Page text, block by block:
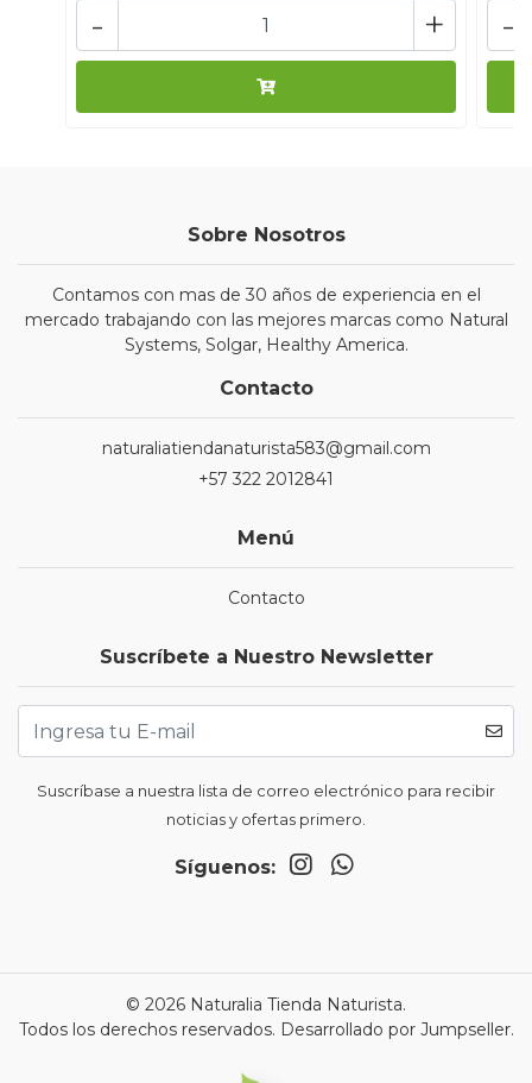
+
- -
Sobre Nosotros
Contamos con mas de 30 años de experiencia en el
mercado trabajando con las mejores marcas como Natural
Systems, Solgar, Healthy America.
Contacto
naturaliatiendanaturista583@gmail.com
+57 322 2012841
Menú
Contacto
Suscríbete a Nuestro Newsletter
Suscríbase a nuestra lista de correo electrónico para recibir
noticias y ofertas primero.
Síguenos:
© 2026 Naturalia Tienda Naturista.
Todos los derechos reservados. Desarrollado por Jumpseller.